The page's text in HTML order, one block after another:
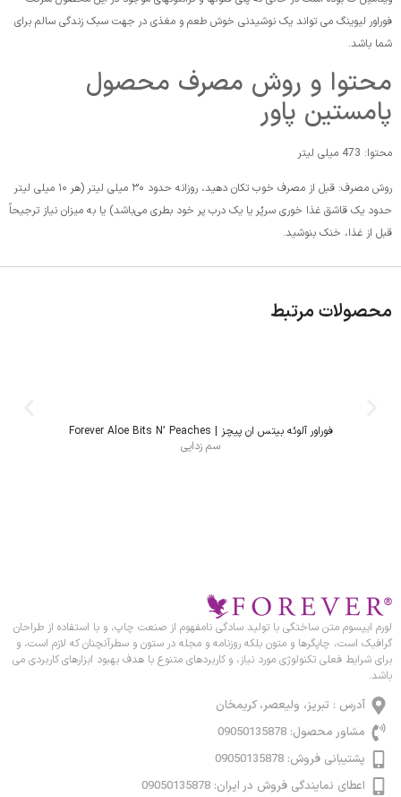
فوراور لیوینگ می تواند یک نوشیدنی خوش طعم و مغذی در جهت سبک زندگی سالم برای
شما باشد.
محتوا و روش مصرف محصول
پامستین پاور
محتوا: 473 میلی لیتر
روش مصرف: قبل از مصرف خوب تکان دهید، روزانه حدود ۳۰ میلی لیتر (هر ۱۰ میلی لیتر
حدود یک قاشق غذا خوری سرپُر یا یک درب پر خود بطری می‌باشد) یا به میزان نیاز ترجیحاً
قبل از غذا، خنک بنوشید.
محصولات مرتبط
فوراور آلوئه بیتس ان پیچز | Forever Aloe Bits N’ Peaches
سم زدایی
لورم ایپسوم متن ساختگی با تولید سادگی نامفهوم از صنعت چاپ، و با استفاده از طراحان
گرافیک است، چاپگرها و متون بلکه روزنامه و مجله در ستون و سطرآنچنان که لازم است، و
برای شرایط فعلی تکنولوژی مورد نیاز، و کاربردهای متنوع با هدف بهبود ابزارهای کاربردی می
باشد.
آدرس : تبریز، ولیعصر، کریمخان
مشاور محصول: 09050135878
پشتیبانی فروش: 09050135878
اعطای نمایندگی فروش در ایران: 09050135878